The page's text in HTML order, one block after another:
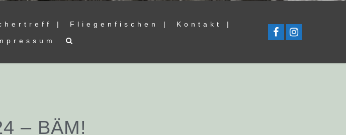
| Fliegenfischen | Kontakt |
– BÄM!